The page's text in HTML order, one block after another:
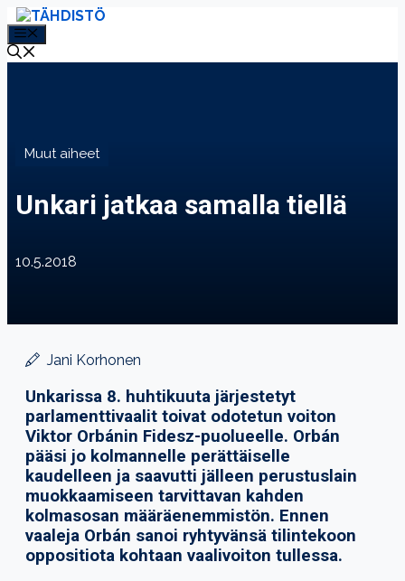
Siirry
sisältöön
Muut aiheet
Unkari jatkaa samalla tiellä
10.5.2018
Jani Korhonen
Unkarissa 8. huhtikuuta järjestetyt
parlamenttivaalit toivat odotetun voiton
Viktor Orbánin Fidesz-puolueelle. Orbán
pääsi jo kolmannelle perättäiselle
kaudelleen ja saavutti jälleen perustuslain
muokkaamiseen tarvittavan kahden
kolmasosan määräenemmistön. Ennen
vaaleja Orbán sanoi ryhtyvänsä tilintekoon
oppositiota kohtaan vaalivoiton tullessa.